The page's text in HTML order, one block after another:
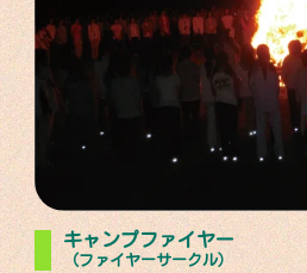
キャンプファイヤー
（ファイヤーサークル）